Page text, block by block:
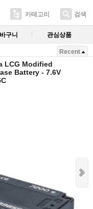
카테고리 검색
구니 관심상품
Recent
LCG Modified
Battery - 7.6V